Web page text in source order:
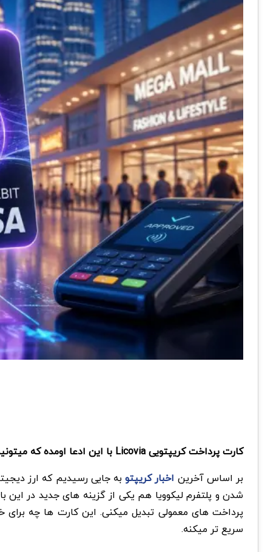
کارت پرداخت کریپتویی Licovia با این ادعا اومده که میتونید ارز دیجیتال را مثل پول معمولی خرج کنی؛ اما آیا در واقعیت همه چیز به همین سادگی و بی دردسری جلو میره؟
بر اساس آخرین اخبار کریپتوبه جایی رسیدیم که ارز
شدن و پلتفرم لیکوویا هم یکی از گزینه های جدید در
پرداخت های معمولی تبدیل میکنی. این کارت ها چه برای
سریع تر میکنه.